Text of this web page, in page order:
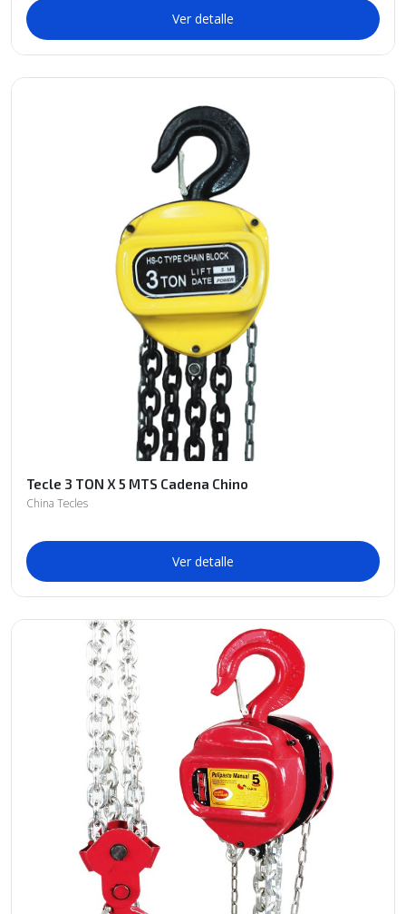
Ver detalle
Tecle 3 TON X 5 MTS Cadena Chino
China Tecles
Ver detalle